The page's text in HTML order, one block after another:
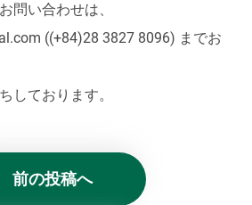
問い合わせは、
((+84)28 3827 8096) までお
しております。
前の投稿へ